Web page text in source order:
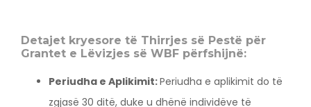
Detajet kryesore të Thirrjes së Pestë për
Grantet e Lëvizjes së WBF përfshijnë:
Periudha e Aplikimit:Periudha e aplikimit do të
zgjasë 30 ditë, duke u dhënë individëve të